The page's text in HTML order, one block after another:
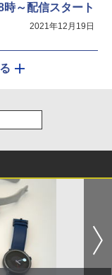
～配信スタート
2021年12月19日